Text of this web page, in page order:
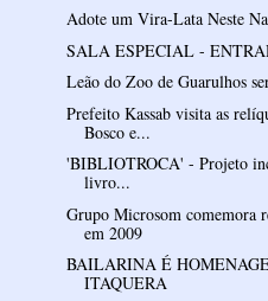
Adote um Vira-Lata Neste
SALA ESPECIAL -
Leão do Zoo de Guarulhos
Prefeito Kassab visita as
Bosco e...
'BIBLIOTROCA' - Projeto
livro...
Grupo Microsom comemora
em 2009
BAILARINA É
ITAQUERA